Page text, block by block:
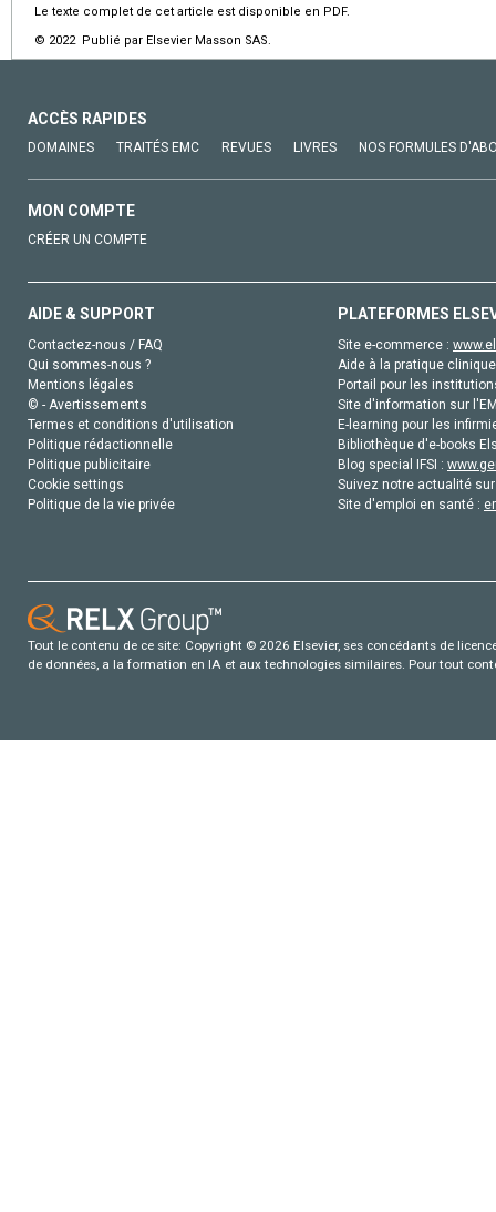
Le texte complet de cet article est disponible en PDF.
© 2022 Publié par Elsevier Masson SAS.
ACCÈS RAPIDES
DOMAINES TRAITÉS EMC REVUES LIVRES NOS FORMULES
MON COMPTE
CRÉER UN COMPTE
AIDE & SUPPORT
Contactez-nous / FAQ
Qui sommes-nous ?
Mentions légales
© - Avertissements
Termes et conditions d'utilisation
Politique rédactionnelle
Politique publicitaire
Cookie settings
Politique de la vie privée
PLATEFORMES
Site e-commerce :
Aide à la pratique
Portail pour les
Site d'information sur
E-learning pour les
Bibliothèque d'e-books
Blog special IFSI :
Suivez notre actualité
Site d'emploi en santé :
Tout le contenu de ce site: Copyright © 2026 Elsevier, ses concédants de
de données, a la formation en IA et aux technologies similaires. Pour tout